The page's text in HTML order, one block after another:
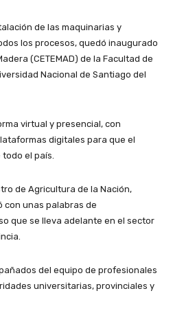
de las maquinarias y
los procesos, quedó inaugurado
(CETEMAD) de la Facultad de
Nacional de Santiago del
virtual y presencial, con
digitales para que el
el país.
de Agricultura de la Nación,
con unas palabras de
que se lleva adelante en el sector
del equipo de profesionales
universitarias, provinciales y